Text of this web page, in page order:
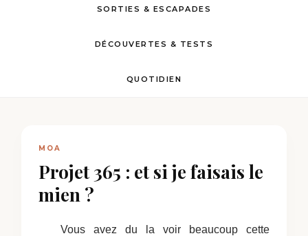
SORTIES & ESCAPADES
DÉCOUVERTES & TESTS
QUOTIDIEN
MOA
Projet 365 : et si je faisais le
mien ?
Vous avez du la voir beaucoup cette